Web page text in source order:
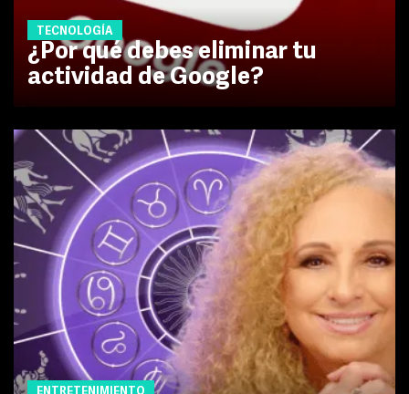
TECNOLOGÍA
¿Por qué debes eliminar tu
actividad de Google?